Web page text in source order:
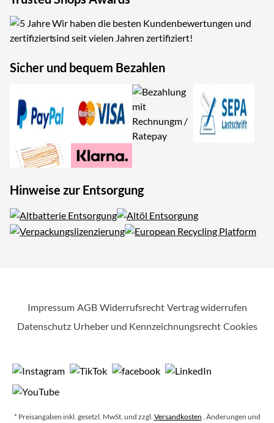
Wir haben die besten Kundenbewertungen und
sind seit vielen Jahren zertifiziert!
Sicher und bequem Bezahlen
Hinweise zur Entsorgung
Impressum AGB Widerrufsrecht Vertrag widerrufen
Datenschutz Urheber und Kennzeichnungsrecht Cookies
* Preisangaben inkl. gesetzl. MwSt. und zzgl. Versandkosten . Änderungen und